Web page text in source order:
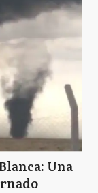
Una